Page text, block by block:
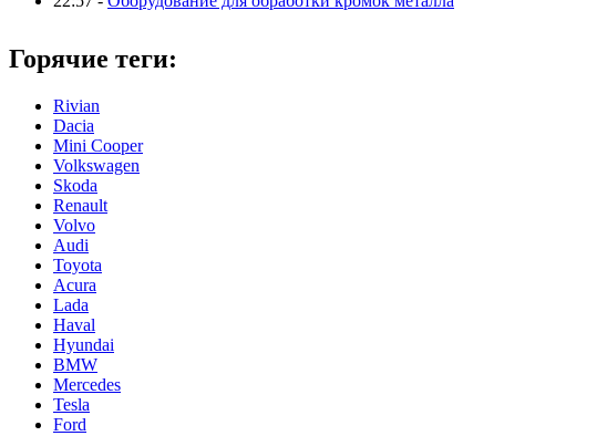
Горячие теги:
Rivian
Dacia
Mini Cooper
Volkswagen
Skoda
Renault
Volvo
Audi
Toyota
Acura
Lada
Haval
Hyundai
BMW
Mercedes
Tesla
Ford